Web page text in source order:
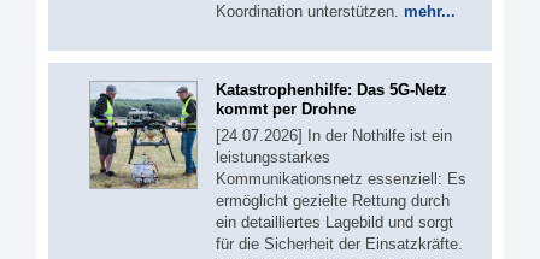
Koordination unterstützen. mehr...
Katastrophenhilfe: Das 5G-Netz
kommt per Drohne
[24.07.2026] In der Nothilfe ist ein
leistungsstarkes
Kommunikationsnetz essenziell: Es
ermöglicht gezielte Rettung durch
ein detailliertes Lagebild und sorgt
für die Sicherheit der Einsatzkräfte.